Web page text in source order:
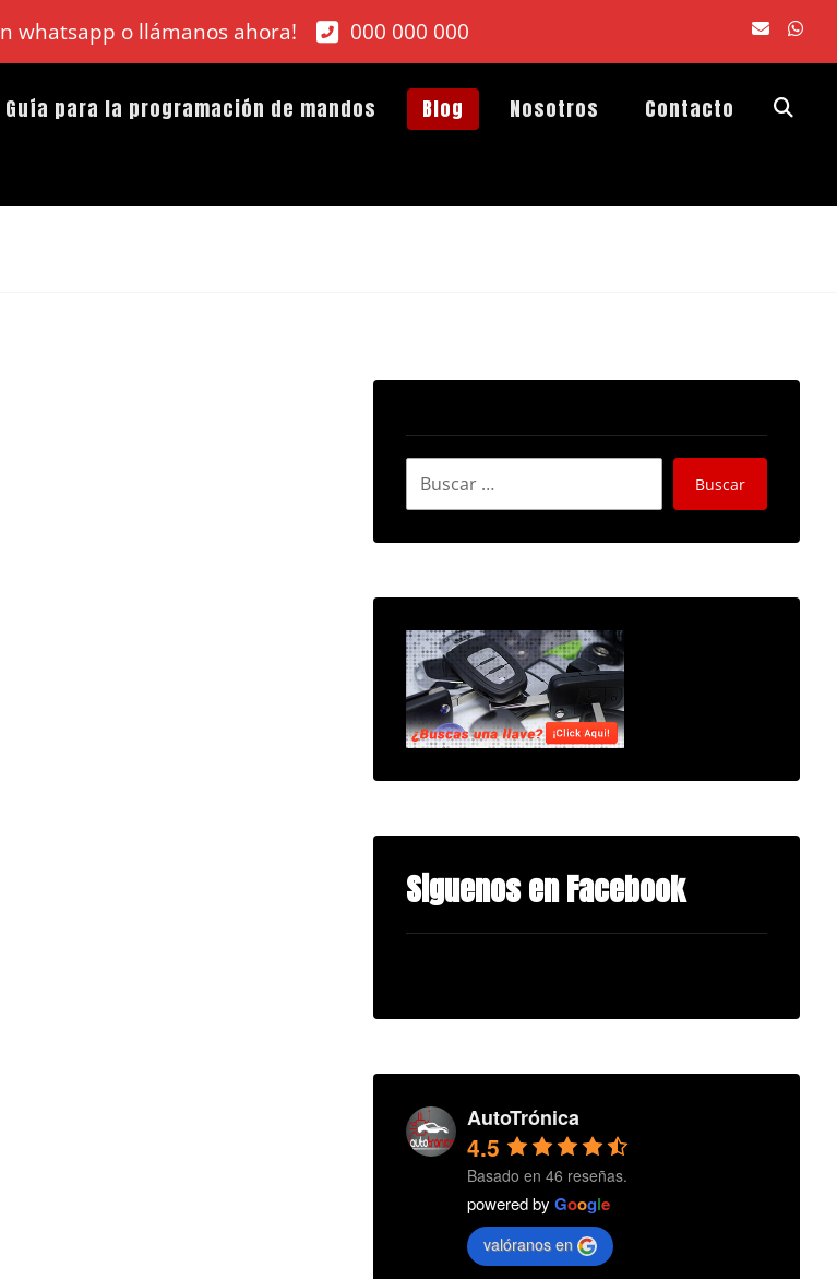
whatsapp o llámanos ahora! 000 000 000
Guía para la programación de mandos Blog Nosotros Contacto
Buscar
Siguenos en Facebook
AutoTrónica
4.5
Basado en 46 reseñas.
powered by Google
valóranos en